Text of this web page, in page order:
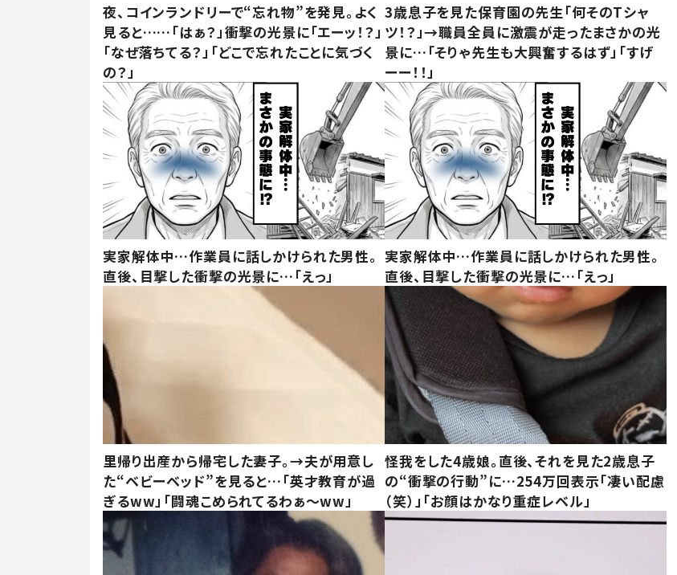
夜、コインランドリーで“忘れ物”を発見。よく
見ると……「はぁ？」衝撃の光景に「エーッ！？」
「なぜ落ちてる？」「どこで忘れたことに気づく
の？」
3歳息子を見た保育園の先生「何そのTシャ
ツ！？」→職員全員に激震が走ったまさかの光
景に…「そりゃ先生も大興奮するはず」「すげ
ーー！！」
実家解体中…作業員に話しかけられた男性。
直後、目撃した衝撃の光景に…「えっ」
実家解体中…作業員に話しかけられた男性。
直後、目撃した衝撃の光景に…「えっ」
里帰り出産から帰宅した妻子。→夫が用意し
た“ベビーベッド”を見ると…「英才教育が過
ぎるww」「闘魂こめられてるわぁ～ww」
怪我をした4歳娘。直後、それを見た2歳息子
の“衝撃の行動”に…254万回表示「凄い配慮
（笑）」「お顔はかなり重症レベル」